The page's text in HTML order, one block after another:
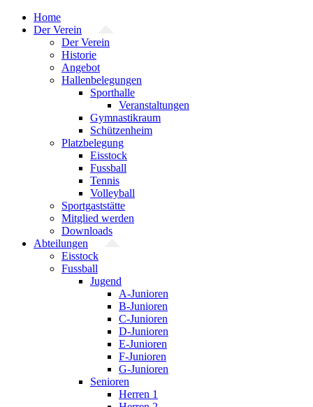
Zum
Inhalt
Home
Der Verein
Der Verein
Historie
Angebot
Hallenbelegungen
Sporthalle
Veranstaltungen
Gymnastikraum
Schützenheim
Platzbelegung
Eisstock
Fussball
Tennis
Volleyball
Sportgaststätte
Mitglied werden
Downloads
Abteilungen
Eisstock
Fussball
Jugend
A-Junioren
B-Junioren
C-Junioren
D-Junioren
E-Junioren
F-Junioren
G-Junioren
Senioren
Herren 1